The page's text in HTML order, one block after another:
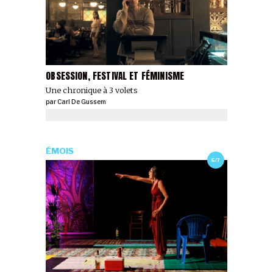
OBSESSION, FESTIVAL ET FÉMINISME
Une chronique à 3 volets
parCarl De Gussem
6/7
ÉMOIS